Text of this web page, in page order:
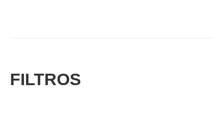
FILTROS